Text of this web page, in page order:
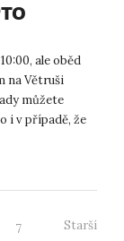
ale oběd
na Větruši
můžete
i v případě, že
7
Starší